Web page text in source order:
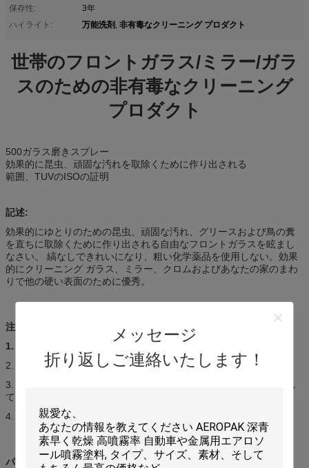
メッセージ
折り返しご連絡いたします！
保存性:
3年
ハイライト:
万能洗剤, 非有毒なクリーニング プロダクト
世帯のフロントガラス/ミラー/ガラ
スのための非有毒なクリーニング
プロダクト
500ガラス磨きスプレー
効果的に昆虫、頑固な汚れを取除くために作り出される
範囲、TUVのISOの証明
記述:
効果的にゆとりのための昆虫、頑固な汚れ、グリースおよび鳥の糞
を直ちに取除くために作り出される自由なフロントガラスを眩まし
なさい。 縞なしできれいになり、粗い化学薬品を使用しない。効果
的にクリーニング ガラス、ミラー、クロムおよびあなたの家のまわ
りで他の硬い表面のために優秀。
注意:
1.
点火の熱、炎、火花および他のもとから保ちなさい。
2. 涼しい、乾燥した場所（45℃）の店;直接日光を避けなさい。
3. 、穴をあけるために激しく打たなければ、または缶を焼却処分し
てはいけない。
4. 子供の届かない保ちなさい;
パッケージ: